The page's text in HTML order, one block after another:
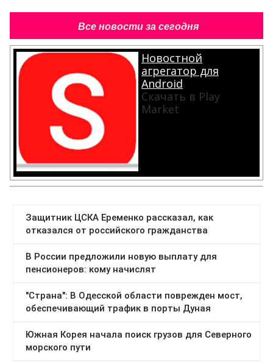
Все новости за сегодня
Новостной
агрегатор для
Android
Скачать в Play
Market